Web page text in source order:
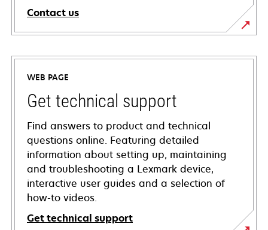
Contact us
WEB PAGE
Get technical support
Find answers to product and technical
questions online. Featuring detailed
information about setting up, maintaining
and troubleshooting a Lexmark device,
interactive user guides and a selection of
how-to videos.
Get technical support